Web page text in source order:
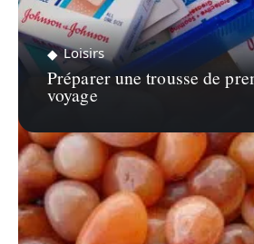
Loisirs
Préparer une trousse de
voyage